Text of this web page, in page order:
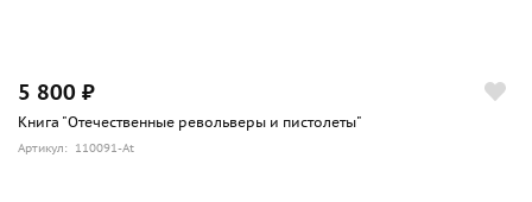
5 800 ₽
Книга "Отечественные револьверы и пистолеты"
Артикул: 110091-At